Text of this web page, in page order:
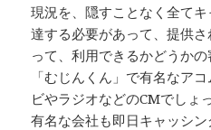
現況を、隠すことなく全て
達する必要があって、提供
って、利用できるかどうかの
「むじんくん」で有名なア
ビやラジオなどのCMでしょ
有名な会社も即日キャッシ